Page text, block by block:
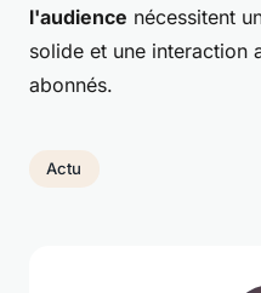
l'audience nécessitent
solide et une interaction
abonnés.
Actu